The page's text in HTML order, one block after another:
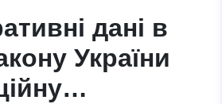
дані в
України